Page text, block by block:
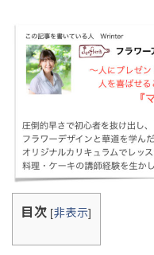
目次 [非表示]